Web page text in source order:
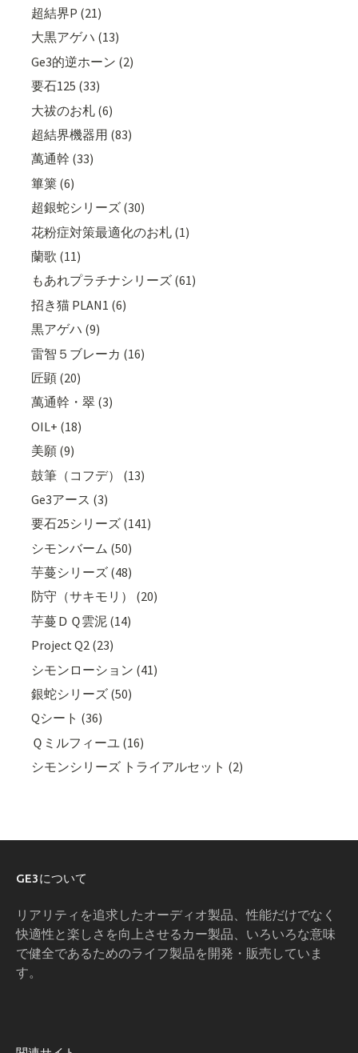
超結界P (21)
大黒アゲハ (13)
Ge3的逆ホーン (2)
要石125 (33)
大祓のお札 (6)
超結界機器用 (83)
萬通幹 (33)
篳篥 (6)
超銀蛇シリーズ (30)
花粉症対策最適化のお札 (1)
蘭歌 (11)
もあれプラチナシリーズ (61)
招き猫 PLAN1 (6)
黒アゲハ (9)
雷智５ブレーカ (16)
匠顕 (20)
萬通幹・翠 (3)
OIL+ (18)
美願 (9)
鼓筆（コフデ） (13)
Ge3アース (3)
要石25シリーズ (141)
シモンバーム (50)
芋蔓シリーズ (48)
防守（サキモリ） (20)
芋蔓ＤＱ雲泥 (14)
Project Q2 (23)
シモンローション (41)
銀蛇シリーズ (50)
Qシート (36)
Ｑミルフィーユ (16)
シモンシリーズ トライアルセット (2)
GE3について
リアリティを追求したオーディオ製品、性能だけでなく
快適性と楽しさを向上させるカー製品、いろいろな意味
で健全であるためのライフ製品を開発・販売していま
す。